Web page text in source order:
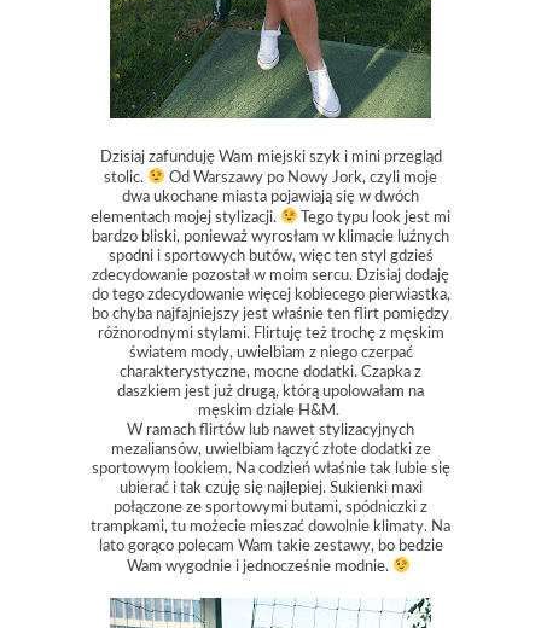
Dzisiaj zafunduję Wam miejski szyk i mini przegląd
stolic.
Od Warszawy po Nowy Jork, czyli moje
dwa ukochane miasta pojawiają się w dwóch
elementach mojej stylizacji.
Tego typu look jest mi
bardzo bliski, ponieważ wyrosłam w klimacie luźnych
spodni i sportowych butów, więc ten styl gdzieś
zdecydowanie pozostał w moim sercu. Dzisiaj dodaję
do tego zdecydowanie więcej kobiecego pierwiastka,
bo chyba najfajniejszy jest właśnie ten flirt pomiędzy
różnorodnymi stylami. Flirtuję też trochę z męskim
światem mody, uwielbiam z niego czerpać
charakterystyczne, mocne dodatki. Czapka z
daszkiem jest już drugą, którą upolowałam na
męskim dziale H&M.
W ramach flirtów lub nawet stylizacyjnych
mezaliansów, uwielbiam łączyć złote dodatki ze
sportowym lookiem. Na codzień właśnie tak lubie się
ubierać i tak czuję się najlepiej. Sukienki maxi
połączone ze sportowymi butami, spódniczki z
trampkami, tu możecie mieszać dowolnie klimaty. Na
lato gorąco polecam Wam takie zestawy, bo bedzie
Wam wygodnie i jednocześnie modnie.